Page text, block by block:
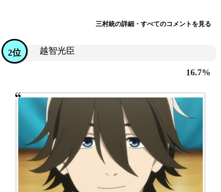
三村統の詳細・すべてのコメントを見る
越智光臣
2位
16.7%